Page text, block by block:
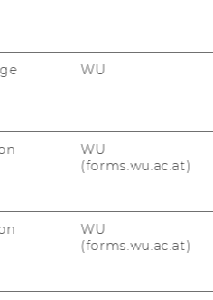
WU
WU
(forms.wu.ac.at)
WU
(forms.wu.ac.at)